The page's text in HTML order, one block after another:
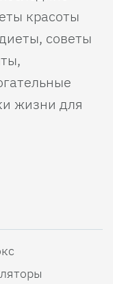
красоты
советы
жизни для